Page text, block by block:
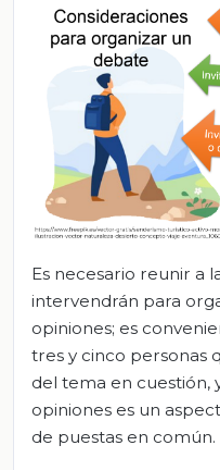
Es necesario reunir a
intervendrán para
opiniones; es
tres y cinco personas
del tema en cuestión,
opiniones es un
de puestas en común.